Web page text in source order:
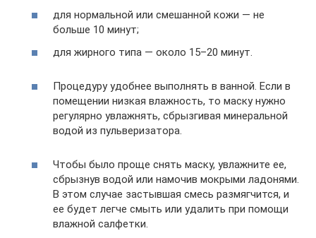
для нормальной или смешанной кожи — не
больше 10 минут;
для жирного типа — около 15–20 минут.
Процедуру удобнее выполнять в ванной. Если в
помещении низкая влажность, то маску нужно
регулярно увлажнять, сбрызгивая минеральной
водой из пульверизатора.
Чтобы было проще снять маску, увлажните ее,
сбрызнув водой или намочив мокрыми ладонями.
В этом случае застывшая смесь размягчится, и
ее будет легче смыть или удалить при помощи
влажной салфетки.